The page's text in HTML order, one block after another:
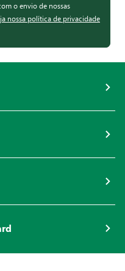
o envio de nossas
nossa política de privacidade